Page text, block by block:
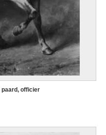
paard, officier